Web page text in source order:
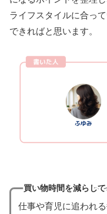
ライフスタイルに合っ
できればと思います。
買い物時間を減らし
仕事や育児に追われ